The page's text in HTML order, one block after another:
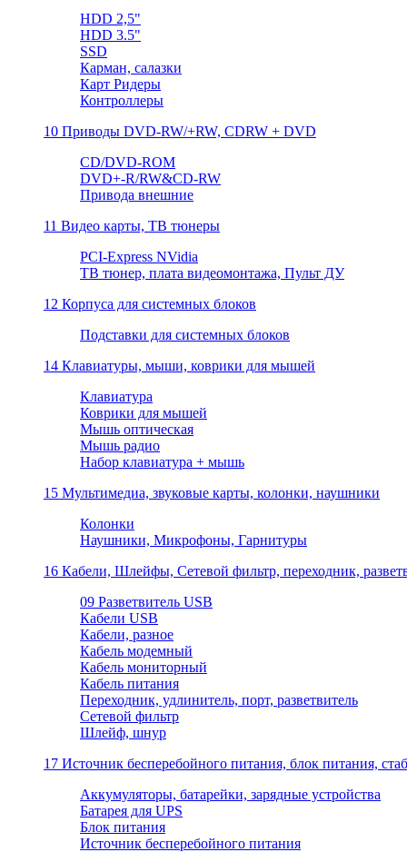
HDD 2,5"
HDD 3.5"
SSD
Карман, салазки
Карт Ридеры
Контроллеры
10 Приводы DVD-RW/+RW, CDRW + DVD
CD/DVD-ROM
DVD+-R/RW&CD-RW
Привода внешние
11 Видео карты, ТВ тюнеры
PCI-Express NVidia
TB тюнер, плата видеомонтажа, Пульт ДУ
12 Корпуса для системных блоков
Подставки для системных блоков
14 Клавиатуры, мыши, коврики для мышей
Клавиатура
Коврики для мышей
Мышь оптическая
Мышь радио
Набор клавиатура + мышь
15 Мультимедиа, звуковые карты, колонки, наушники
Колонки
Наушники, Микрофоны, Гарнитуры
16 Кабели, Шлейфы, Сетевой фильтр, переходник,
09 Разветвитель USB
Кабели USB
Кабели, разное
Кабель модемный
Кабель мониторный
Кабель питания
Переходник, удлинитель, порт, разветвитель
Сетевой фильтр
Шлейф, шнур
17 Источник бесперебойного питания, блок питания,
Aккумуляторы, батарейки, зарядные устройства
Батарея для UPS
Блок питания
Источник бесперебойного питания